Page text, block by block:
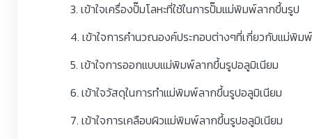
3. เข้าใจเครื่องปั๊มโลหะที่ใช้ในการปั๊มแม่พิมพ์ลากขึ้นรูป
4. เข้าใจการคำนวณองค์ประกอบต่างๆที่เกี่ยวกับแม่พิม
5. เข้าใจการออกแบบแม่พิมพ์ลากขึ้นรูปอลูมิเนียม
6. เข้าใจวัสดุในการทำแม่พิมพ์ลากขึ้นรูปอลูมิเนียม
7. เข้าใจการเคลือบผิวแม่พิมพ์ลากขึ้นรูปอลูมิเนียม